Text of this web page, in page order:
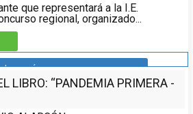
que representará a la I.E.
regional, organizado...
Leer más
LIBRO: “PANDEMIA PRIMERA -